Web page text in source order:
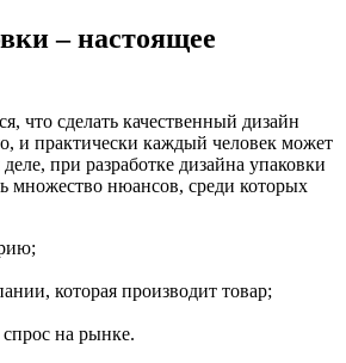
– настоящее
что сделать качественный дизайн
и практически каждый человек может
при разработке дизайна упаковки
множество нюансов, среди которых
которая производит товар;
на рынке.